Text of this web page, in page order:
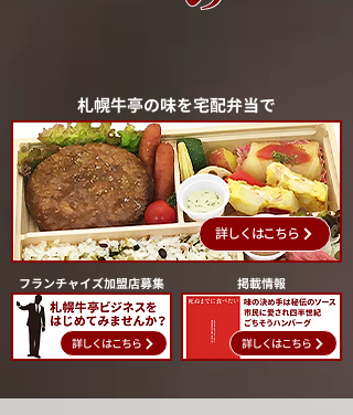
​札幌牛亭の味を宅配弁当で
詳しくはこちら
フランチャイズ加盟店募集
詳しくはこちら
掲載情報
詳しくはこちら